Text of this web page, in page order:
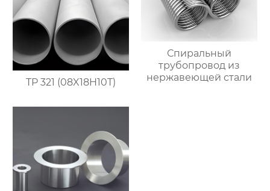
TP 321 (08X18H10T)
Спиральный
трубопровод из
нержавеющей стали